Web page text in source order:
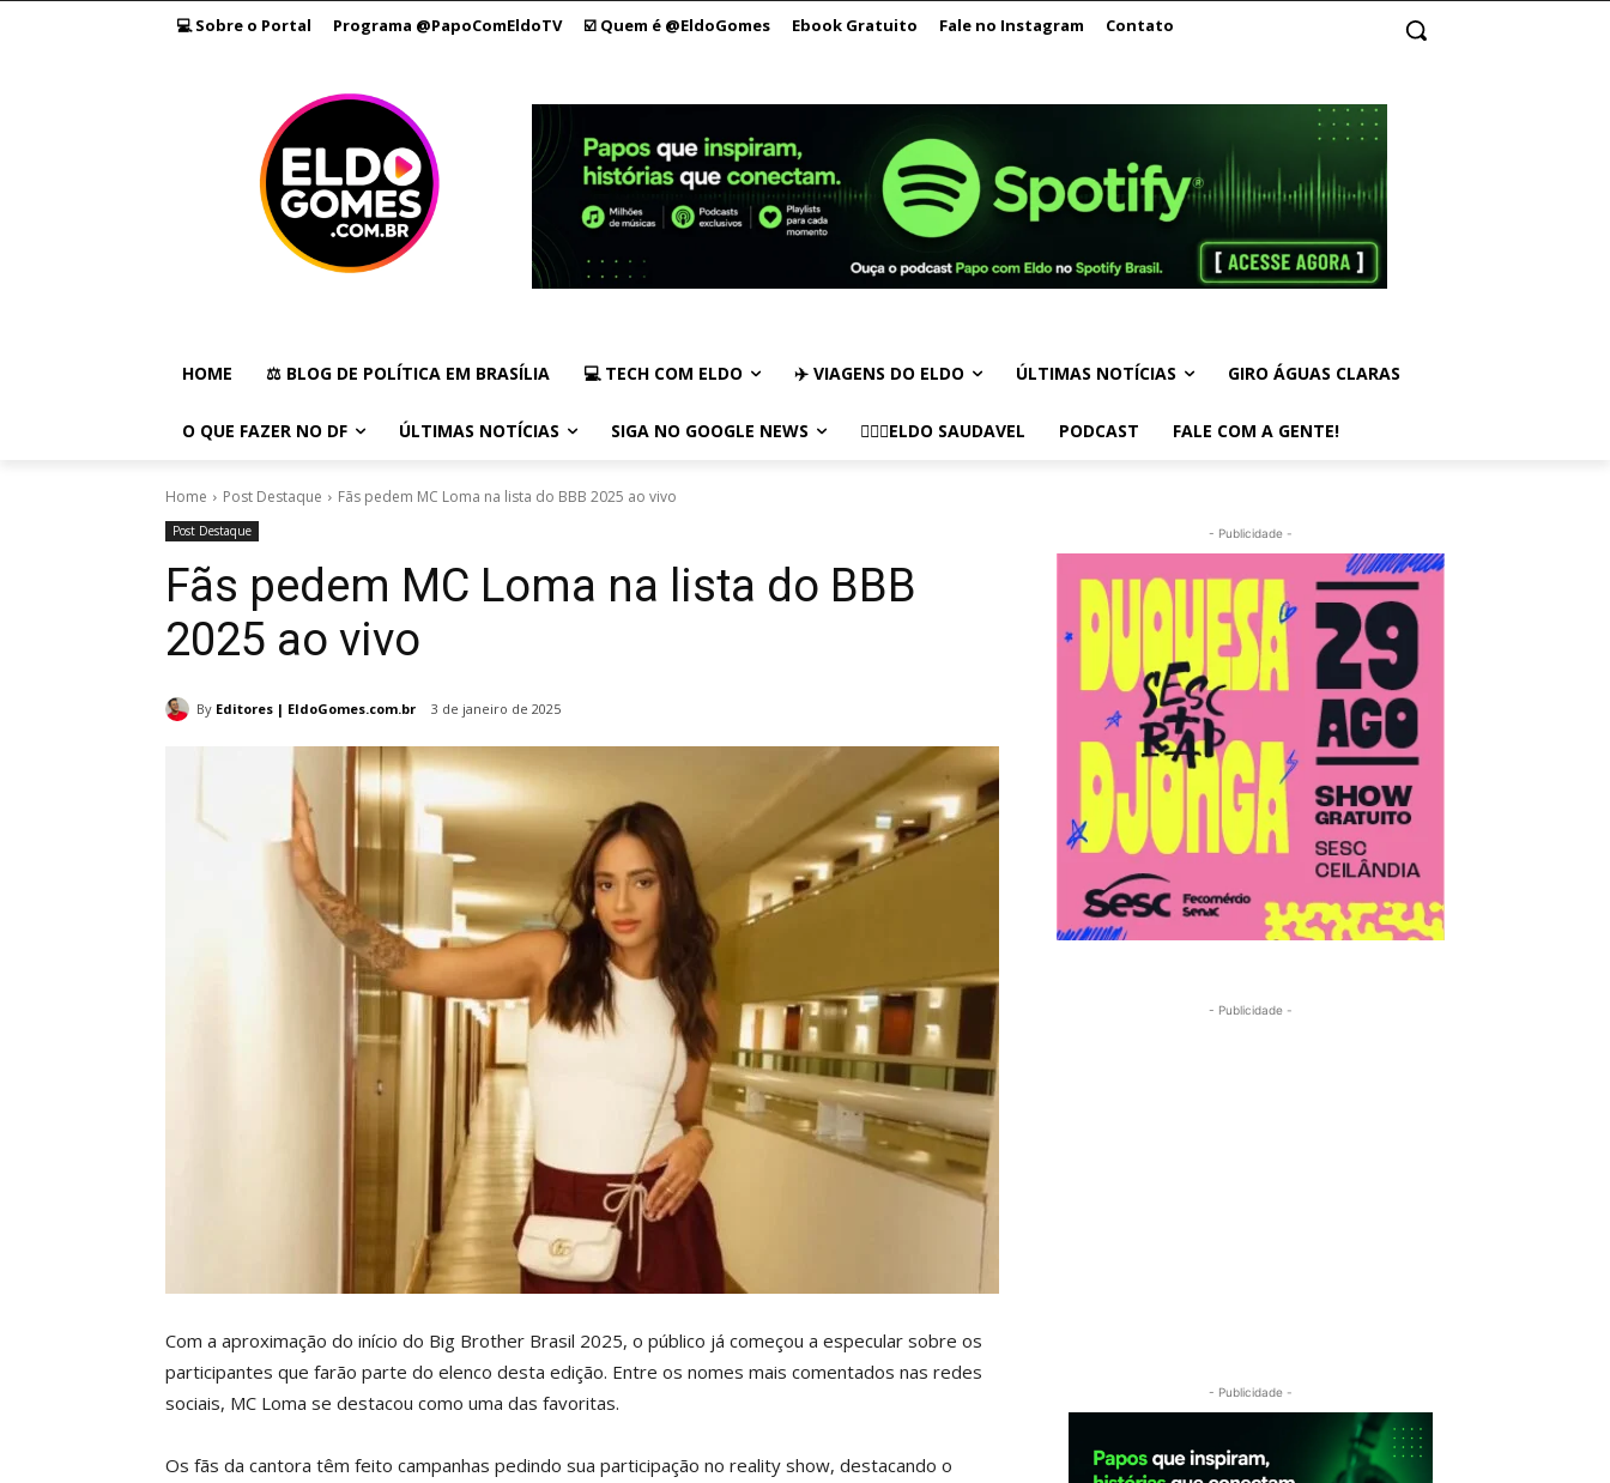
💻 Sobre o Portal Programa @PapoComEldoTV ☑️ Quem é @EldoGomes Ebook Gratuito Fale no Instagram Contato
HOME ⚖️ BLOG DE POLÍTICA EM BRASÍLIA 💻 TECH COM ELDO ✈️ VIAGENS DO ELDO ÚLTIMAS NOTÍCIAS GIRO ÁGUAS CLARAS
O QUE FAZER NO DF ÚLTIMAS NOTÍCIAS SIGA NO GOOGLE NEWS 🏃🏻‍♂️ELDO SAUDAVEL PODCAST FALE COM A GENTE!
Home Post Destaque Fãs pedem MC Loma na lista do BBB 2025 ao vivo
Post Destaque
Fãs pedem MC Loma na lista do BBB
2025 ao vivo
By Editores | EldoGomes.com.br 3 de janeiro de 2025
Com a aproximação do início do Big Brother Brasil 2025, o público já começou a especular sobre os
participantes que farão parte do elenco desta edição. Entre os nomes mais comentados nas redes
sociais, MC Loma se destacou como uma das favoritas.
Os fãs da cantora têm feito campanhas pedindo sua participação no reality show, destacando o
- Publicidade -
- Publicidade -
- Publicidade -